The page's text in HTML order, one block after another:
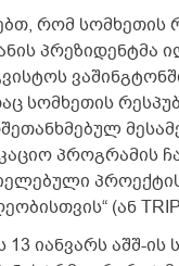
რომ სომხეთის
პრეზიდენტმა
სომხეთის
პროგრამის
(ან
13 იანვარს აშშ-